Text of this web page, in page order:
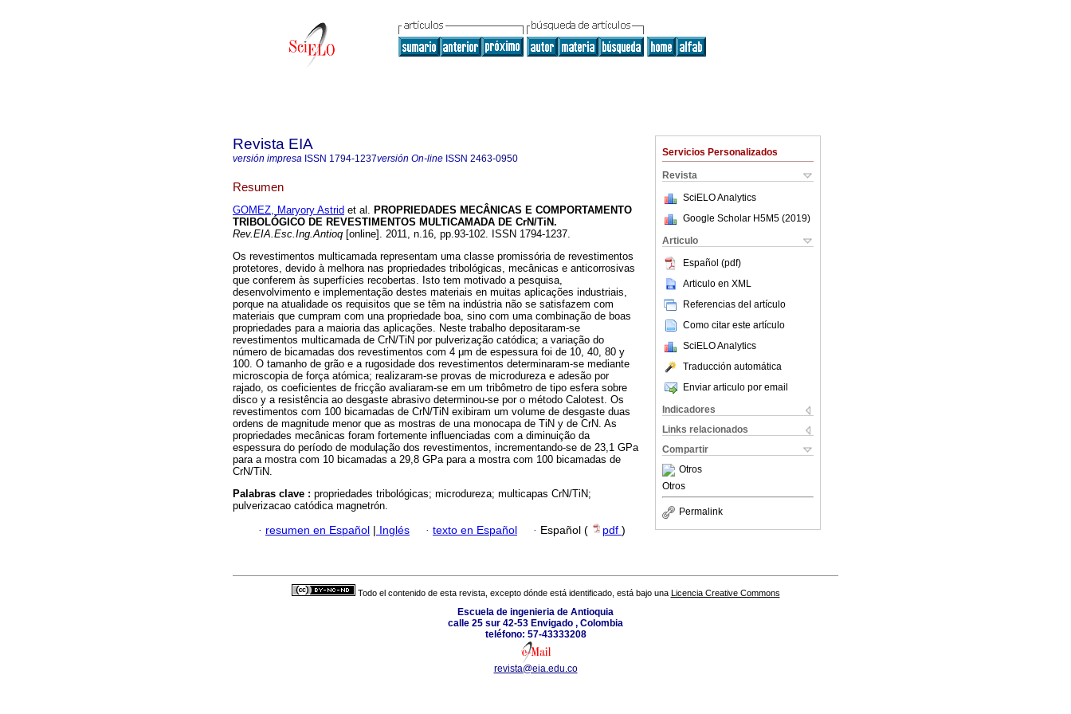
Servicios Personalizados
Revista
SciELO Analytics
Google Scholar H5M5 (2019)
Articulo
Español (pdf)
Articulo en XML
Referencias del artículo
Como citar este artículo
SciELO Analytics
Traducción automática
Enviar articulo por email
Indicadores
Links relacionados
Compartir
Otros
Otros
Permalink
Revista EIA
versión impresa ISSN 1794-1237versión On-line ISSN 2463-0950
Resumen
GOMEZ, Maryory Astrid et al. PROPRIEDADES MECÂNICAS E COMPORTAMENTO
TRIBOLÓGICO DE REVESTIMENTOS MULTICAMADA DE CrN/TiN.
Rev.EIA.Esc.Ing.Antioq [online]. 2011, n.16, pp.93-102. ISSN 1794-1237.
Os revestimentos multicamada representam uma classe promissória de revestimentos
protetores, devido à melhora nas propriedades tribológicas, mecânicas e anticorrosivas
que conferem às superfícies recobertas. Isto tem motivado a pesquisa,
desenvolvimento e implementação destes materiais en muitas aplicações industriais,
porque na atualidade os requisitos que se têm na indústria não se satisfazem com
materiais que cumpram com una propriedade boa, sino com uma combinação de boas
propriedades para a maioria das aplicações. Neste trabalho depositaram-se
revestimentos multicamada de CrN/TiN por pulverização catódica; a variação do
número de bicamadas dos revestimentos com 4 μm de espessura foi de 10, 40, 80 y
100. O tamanho de grão e a rugosidade dos revestimentos determinaram-se mediante
microscopia de força atómica; realizaram-se provas de microdureza e adesão por
rajado, os coeficientes de fricção avaliaram-se em um tribômetro de tipo esfera sobre
disco y a resistência ao desgaste abrasivo determinou-se por o método Calotest. Os
revestimentos com 100 bicamadas de CrN/TiN exibiram um volume de desgaste duas
ordens de magnitude menor que as mostras de una monocapa de TiN y de CrN. As
propriedades mecânicas foram fortemente influenciadas com a diminuição da
espessura do período de modulação dos revestimentos, incrementando-se de 23,1 GPa
para a mostra com 10 bicamadas a 29,8 GPa para a mostra com 100 bicamadas de
CrN/TiN.
Palabras clave : propriedades tribológicas; microdureza; multicapas CrN/TiN;
pulverizacao catódica magnetrón.
· resumen en Español | Inglés · texto en Español · Español ( pdf )
Todo el contenido de esta revista, excepto dónde está identificado, está bajo una Licencia Creative Commons
Escuela de ingenieria de Antioquia
calle 25 sur 42-53 Envigado , Colombia
teléfono: 57-43333208
revista@eia.edu.co